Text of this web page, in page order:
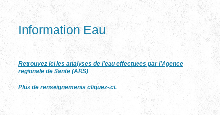
Information Eau
Retrouvez ici les analyses de l'eau effectuées par l'Agence
régionale de Santé (ARS)
Plus de renseignements cliquez-ici.